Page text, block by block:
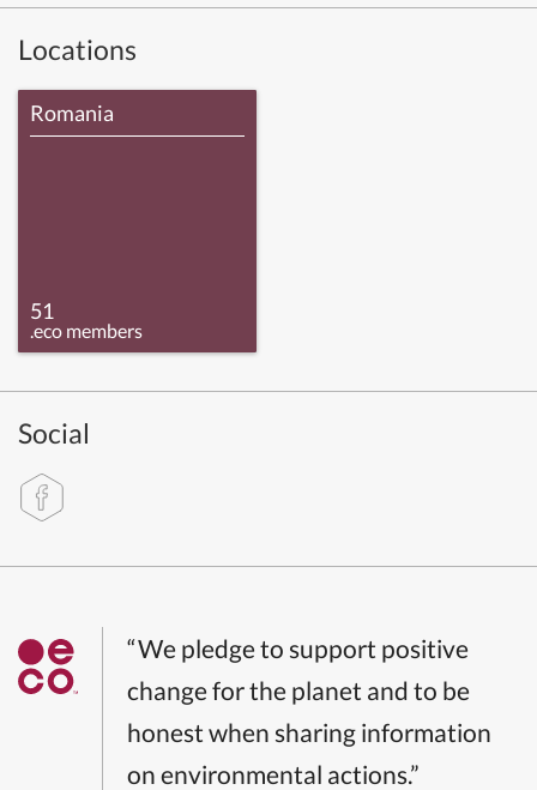
Locations
Romania
51
.eco members
Social
“We pledge to support positive
change for the planet and to be
honest when sharing information
on environmental actions.”